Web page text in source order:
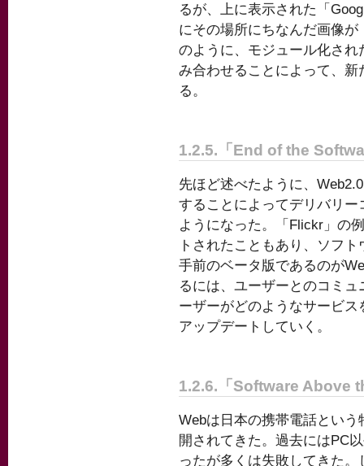
るが、上に表示された「
にその場所にちなんだ画像
のように、モジュール化さ
み合わせることによって、
る。
1.2.5.「End of the
先ほど述べたように、
することによってデリバリ
ようになった。「Flickr」の
トされたこともあり、ソフ
手前のベータ版であるのが
るには、ユーザーとのコミ
ーザーがどのようなサービ
アップデートしていく。
1.2.6.「Software Above
Webは日本の携帯電話とい
開されてきた。過去にはPC
ったが多くは失敗してきた